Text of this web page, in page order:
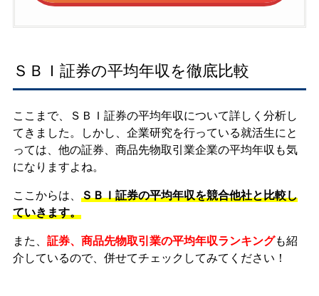
ＳＢＩ証券の平均年収を徹底比較
ここまで、ＳＢＩ証券の平均年収について詳しく分析し
てきました。しかし、企業研究を行っている就活生にと
っては、他の証券、商品先物取引業企業の平均年収も気
になりますよね。
ここからは、 ＳＢＩ証券の平均年収を競合他社と比較し
ていきます。
また、 証券、商品先物取引業の平均年収ランキングも紹
介しているので、併せてチェックしてみてください！